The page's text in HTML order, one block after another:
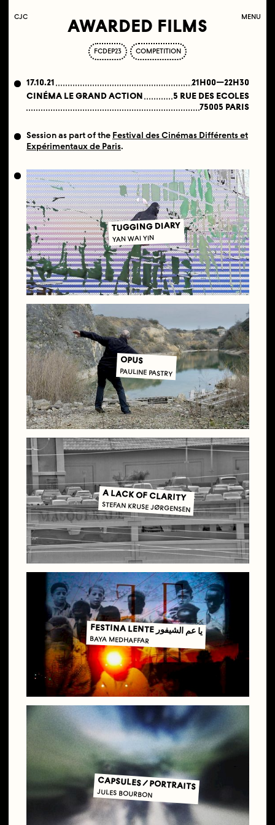
COLLECTIF
JEUNE
C MENU
AWARDED FILMS
FCDEP23 COMPETITION
17.10.21
21H00—22H30
CINÉMA LE GRAND ACTION
5 RUE DES ECOLES
75005 PARIS
Session as part of the Festival des Cinémas Différents et
Expérimentaux de Paris.
TUGGING DIARY
YAN WAI YIN
OPUS
PAULINE PASTRY
A LACK OF CLARITY
STEFAN KRUSE JØRGENSEN
FESTINA LENTE
يا عم الشيفور
BAYA MEDHAFFAR
CAPSULES / PORTRAITS
JULES BOURBON